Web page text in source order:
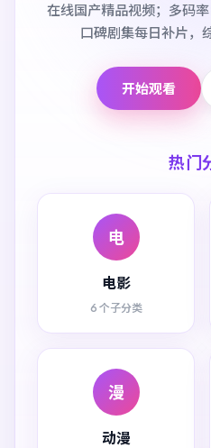
在线国产精品视频；多码
口碑剧集每日补片，
开始观看
热门
电
电影
6 个子分类
漫
动漫